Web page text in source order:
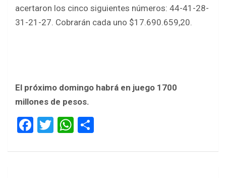
acertaron los cinco siguientes números: 44-41-28-
31-21-27. Cobrarán cada uno $17.690.659,20.
El próximo domingo habrá en juego 1700
millones de pesos.
F
ce
T
tt
W
at ar